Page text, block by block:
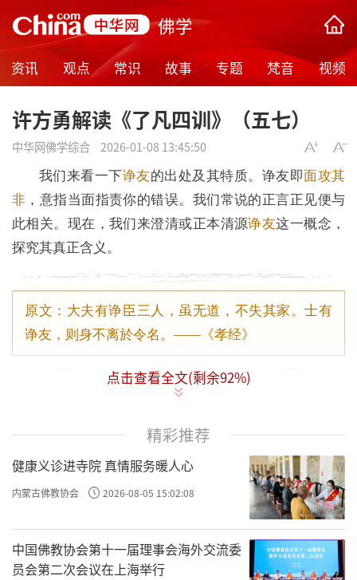
佛学
资讯 观点 常识 故事 专题 梵音 视频
许方勇解读《了凡四训》（五七）
中华网佛学综合 2026-01-08 13:45:50
我们来看一下诤友的出处及其特质。诤友即面攻其
非 ，意指当面指责你的错误。我们常说的正言正见便与
此相关。现在，我们来澄清或正本清源诤友这一概念，
探究其真正含义。
原文：大夫有诤臣三人，虽无道，不失其家。士有
诤友，则身不离於令名。——《孝经》
最早的出处，源自《孝经》。需注意，
经》，《孝经》也非孔子删述的六经，或我们古圣先贤
所说的四书五经中的典籍。传统文化浩如烟海，如《三
字经》、《弟子规》等经典众多，但真正的四书五经仅
指那几部核心典籍。因此，若欲探寻儒家传统文化的精
髓，应首先研读四书五经，对于四书五经之外的典籍，
则需持审慎态度。
点击查看全文(剩余92%)
精彩推荐
健康义诊进寺院 真情服务暖人心
内蒙古佛教协会 2026-08-05 15:02:08
中国佛教协会第十一届理事会海外交流委
员会第二次会议在上海举行